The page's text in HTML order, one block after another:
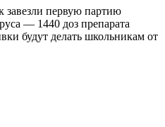
завезли первую партию
— 1440 доз препарата
будут делать школьникам от